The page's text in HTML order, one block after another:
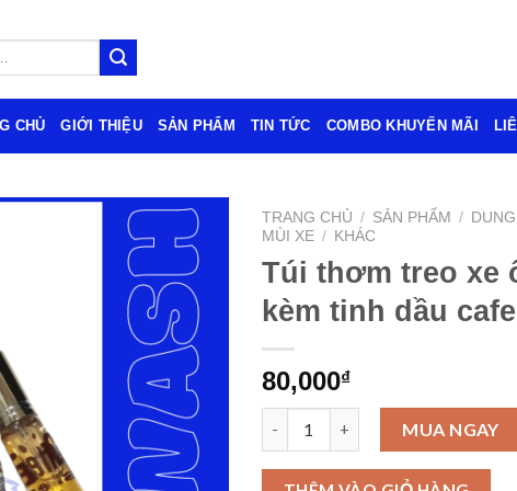
CHỦ GIỚI THIỆU SẢN PHẨM TIN TỨC COMBO KHUYẾN MÃI
TRANG CHỦ / SẢN PHẨM /
MÙI XE / KHÁC
Túi thơm treo xe
kèm tinh dầu cafe
80,000₫
MUA NGAY